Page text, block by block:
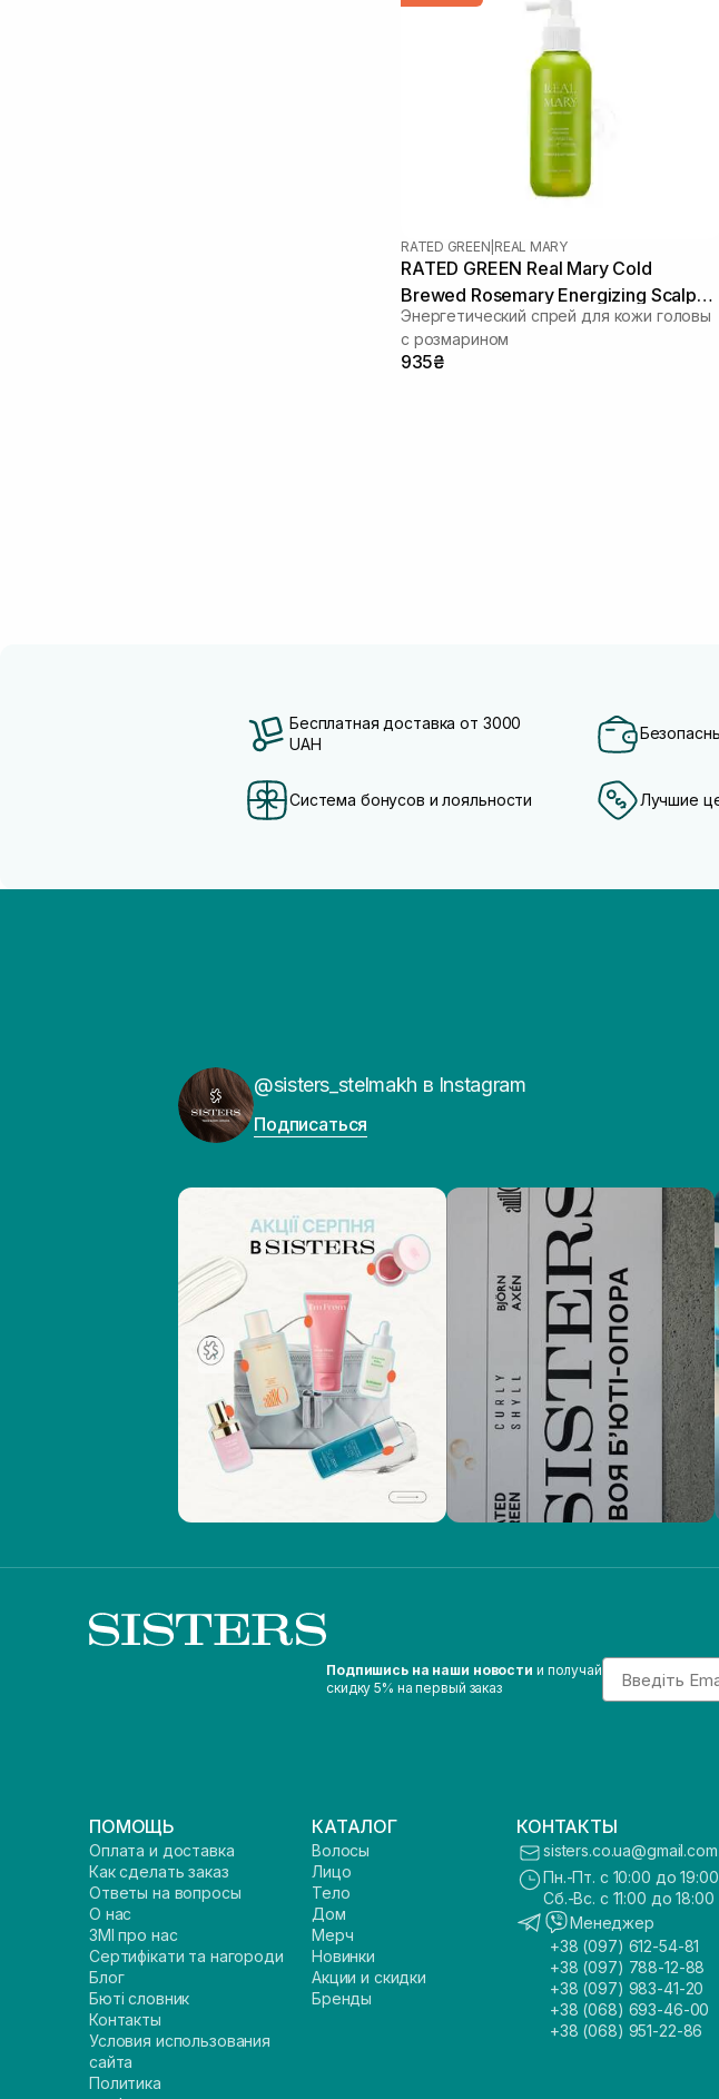
RATED GREEN REAL MARY
RATED GREEN Real Mary Cold
Brewed Rosemary Energizing Scalp
Spray 120 мл
Энергетический спрей для кожи головы
с розмарином
935₴
Бесплатная доставка от 3000
UAH
Система бонусов и лояльности Лучшие
@sisters_stelmakh в Instagram
Подписаться
Подпишись на наши новости и получай
скидку 5% на первый заказ
Email
ПОМОЩЬ
Оплата и доставка
Как сделать заказ
Ответы на вопросы
О нас
ЗМІ про нас
Сертифікати та нагороди
Блог
Бюті словник
Контакты
Условия использования
сайта
Политика
КАТАЛОГ
Волосы
Лицо
Тело
Дом
Мерч
Новинки
Акции и скидки
Бренды
КОНТАКТЫ
sisters.co.ua@gmail.com
Пн.-Пт. с 10:00 до 19:00
Сб.-Вс. с 11:00 до 18:00
Менеджер
+38 (097) 612-54-81
+38 (097) 788-12-88
+38 (097) 983-41-20
+38 (068) 693-46-00
+38 (068) 951-22-86